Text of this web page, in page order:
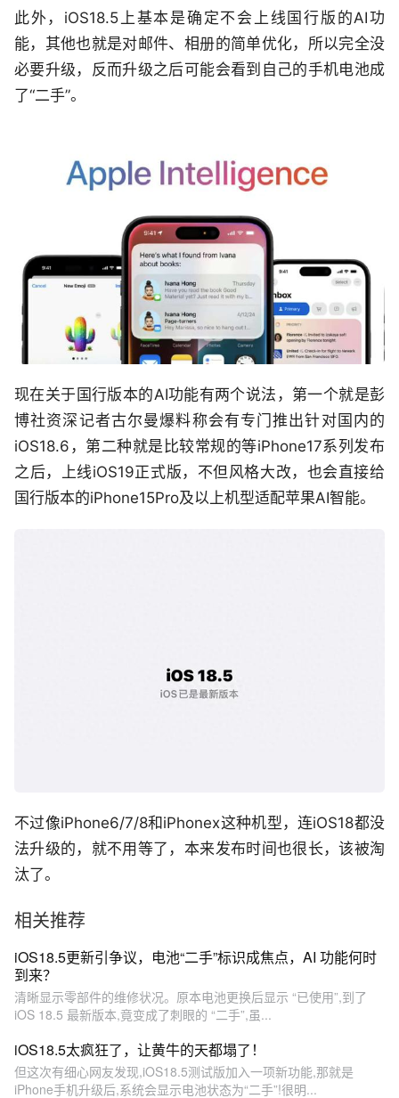
此外，iOS18.5上基本是确定不会上线国行版的AI功
能，其他也就是对邮件、相册的简单优化，所以完全没
必要升级，反而升级之后可能会看到自己的手机电池成
了“二手”。
现在关于国行版本的AI功能有两个说法，第一个就是彭
博社资深记者古尔曼爆料称会有专门推出针对国内的
iOS18.6，第二种就是比较常规的等iPhone17系列发布
之后，上线iOS19正式版，不但风格大改，也会直接给
国行版本的iPhone15Pro及以上机型适配苹果AI智能。
不过像iPhone6/7/8和iPhonex这种机型，连iOS18都没
法升级的，就不用等了，本来发布时间也很长，该被淘
汰了。
相关推荐
iOS18.5更新引争议，电池“二手”标识成焦点，AI 功能何时
到来？
清晰显示零部件的维修状况。原本电池更换后显示 “已使用”,到了
iOS 18.5 最新版本,竟变成了刺眼的 “二手”,虽...
iOS18.5太疯狂了，让黄牛的天都塌了！
但这次有细心网友发现,iOS18.5测试版加入一项新功能,那就是
iPhone手机升级后,系统会显示电池状态为“二手”!很明...